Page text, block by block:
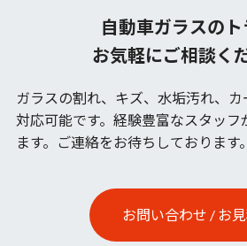
自動車ガラスの
お気軽にご相談く
ガラスの割れ、キズ、水垢汚れ、
対応可能です。 経験豊富なスタッフ
ます。ご連絡をお待ちしております。
お問い合わせ / お